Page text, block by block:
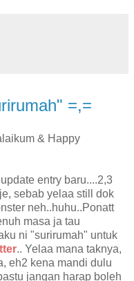
=,=
Happy
entry baru....2,3
sebab yelaa still dok
neh..huhu..Ponatt
masa ja tau
ni "surirumah" untuk
.. Yelaa mana taknya,
eh2 kena mandi dulu
jangan harap boleh